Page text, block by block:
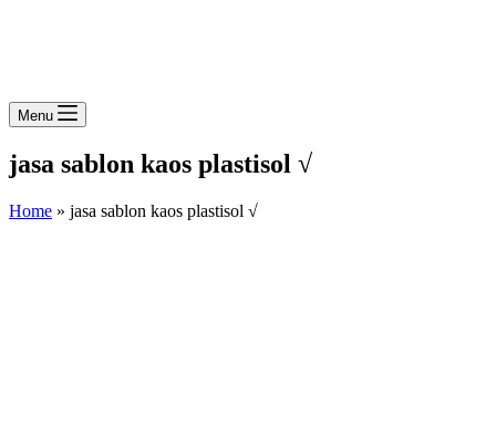
Menu
jasa sablon kaos plastisol √
Home » jasa sablon kaos plastisol √